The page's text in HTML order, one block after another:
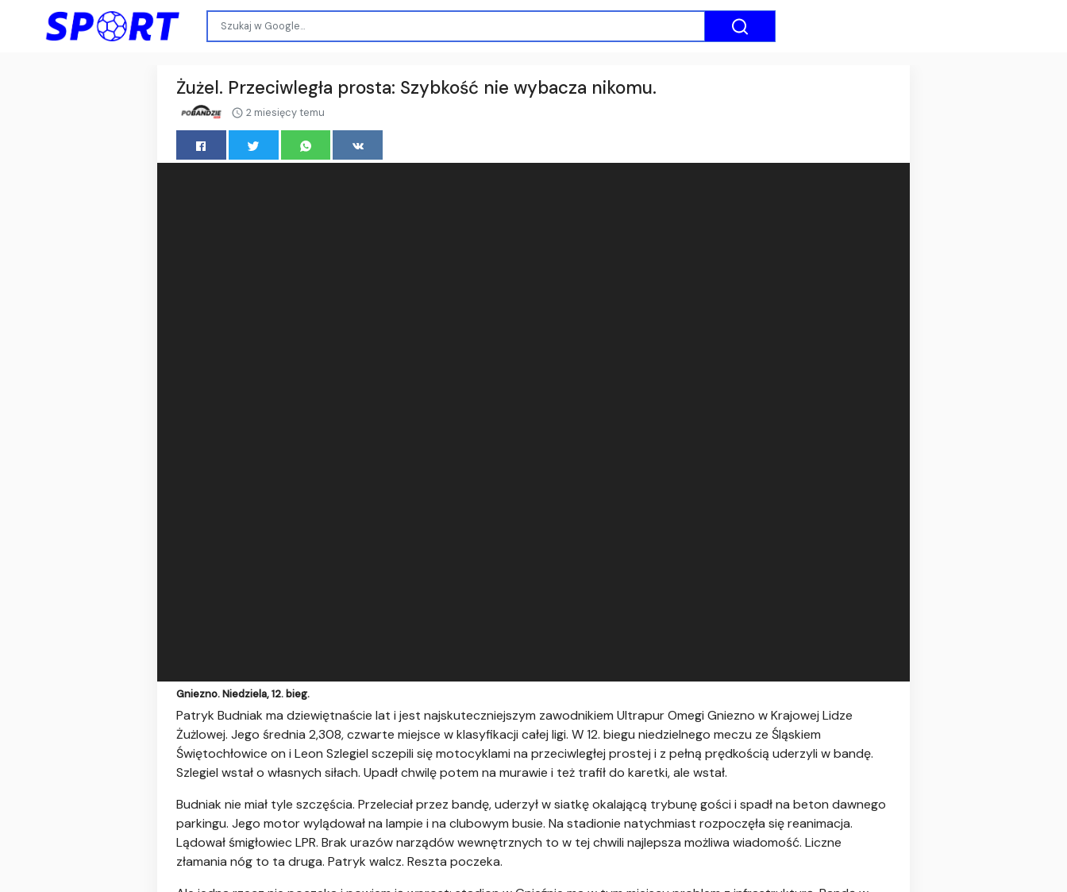
Żużel. Przeciwległa prosta: Szybkość nie wybacza nikomu.
2 miesięcy temu
Gniezno. Niedziela, 12. bieg.
Patryk Budniak ma dziewiętnaście lat i jest najskuteczniejszym zawodnikiem Ultrapur Omegi Gniezno w Krajowej Lidze
Żużlowej. Jego średnia 2,308, czwarte miejsce w klasyfikacji całej ligi. W 12. biegu niedzielnego meczu ze Śląskiem
Świętochłowice on i Leon Szlegiel sczepili się motocyklami na przeciwległej prostej i z pełną prędkością uderzyli w bandę.
Szlegiel wstał o własnych siłach. Upadł chwilę potem na murawie i też trafił do karetki, ale wstał.
Budniak nie miał tyle szczęścia. Przeleciał przez bandę, uderzył w siatkę okalającą trybunę gości i spadł na beton dawnego
parkingu. Jego motor wylądował na lampie i na clubowym busie. Na stadionie natychmiast rozpoczęła się reanimacja.
Lądował śmigłowiec LPR. Brak urazów narządów wewnętrznych to w tej chwili najlepsza możliwa wiadomość. Liczne
złamania nóg to ta druga. Patryk walcz. Reszta poczeka.